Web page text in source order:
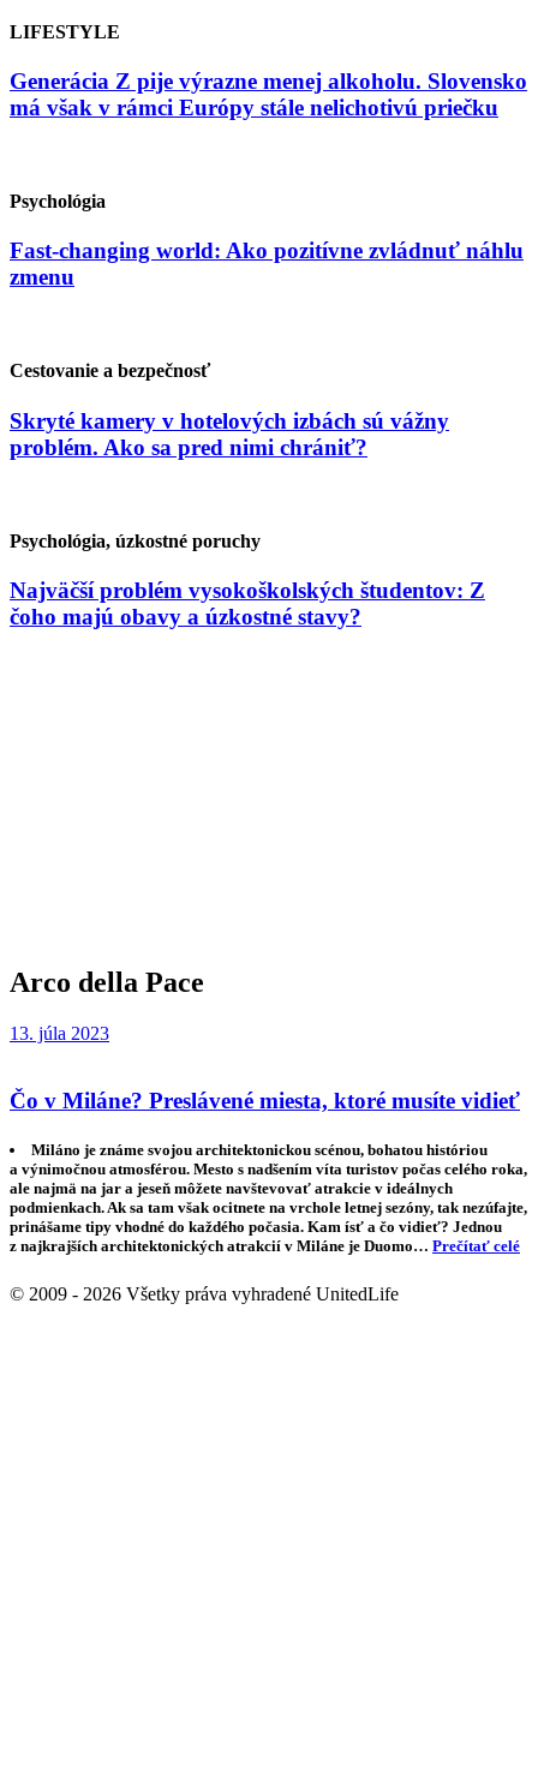
LIFESTYLE
Generácia Z pije výrazne menej alkoholu. Slovensko
má však v rámci Európy stále nelichotivú priečku
Psychológia
Fast-changing world: Ako pozitívne zvládnuť náhlu
zmenu
Cestovanie a bezpečnosť
Skryté kamery v hotelových izbách sú vážny
problém. Ako sa pred nimi chrániť?
Psychológia, úzkostné poruchy
Najväčší problém vysokoškolských študentov: Z
čoho majú obavy a úzkostné stavy?
Arco della Pace
13. júla 2023
Čo v Miláne? Preslávené miesta, ktoré musíte vidieť
Miláno je známe svojou architektonickou scénou, bohatou históriou
a výnimočnou atmosférou. Mesto s nadšením víta turistov počas celého roka,
ale najmä na jar a jeseň môžete navštevovať atrakcie v ideálnych
podmienkach. Ak sa tam však ocitnete na vrchole letnej sezóny, tak nezúfajte,
prinášame tipy vhodné do každého počasia. Kam ísť a čo vidieť? Jednou
z najkrajších architektonických atrakcií v Miláne je Duomo… Prečítať celé
© 2009 - 2026 Všetky práva vyhradené UnitedLife